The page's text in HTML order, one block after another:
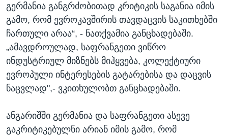
გერმანია განგრძობითად კრიტიკის საგანია იმის
გამო, რომ ევროკავშირის თავდაცვის საკითხებში
ჩართული არაა“, - ნათქვამია განცხადებაში.
„ამავდროულად, საფრანგეთი ვიწრო
ინდუსტრიულ მიზნებს მიჰყვება, კოლექტიური
ევროპული ინტერესების გატარებისა და დაცვის
ნაცვლად",- ვკითხულობთ განცხადებაში.
ანგარიშში გერმანია და საფრანგეთი ასევე
გაკრიტიკებულნი არიან იმის გამო, რომ